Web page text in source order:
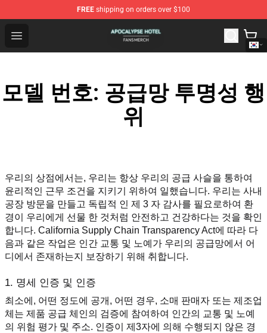
FREE shipping on orders over $100
Open menu
Apocalypse Hotel Shop - Official Apocalypse Hotel
모델 번호: 공급망 투명성 행
위
우리의 상점에서는, 우리는 항상 우리의 공급 사슬을 통하여
윤리적인 근무 조건을 지키기 위하여 일했습니다. 우리는 사내
공장 방문을 만들고 독립적 인 제 3 자 감사를 필요로하여 환
경이 우리에게 선물 한 것처럼 안전하고 건강하다는 것을 확인
합니다. California Supply Chain Transparency Act에 따라 다
음과 같은 작업은 인간 교통 및 노예가 우리의 공급망에서 어
디에서 존재하는지 보장하기 위해 취합니다.
1. 명세 인증 및 인증
최소에, 어떤 정도에 공개, 어떤 경우, 소매 판매자 또는 제조업
체는 제품 공급 체인의 검증에 참여하여 인간의 교통 및 노예
의 위험 평가 및 주소. 인증이 제3자에 의해 수행되지 않은 경